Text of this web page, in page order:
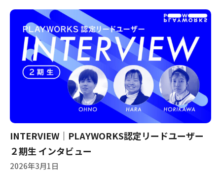
INTERVIEW｜PLAYWORKS認定リードユーザー
２期生 インタビュー
2026年3月1日